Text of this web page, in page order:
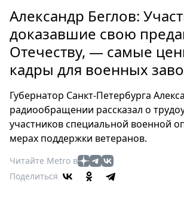
Россия
Мир
Здоровье
Еда
Мода
Театр
Кино
Книги
Выставки
Александр Беглов:
доказавшие свою
Отечеству, — самые
кадры для военных
Губернатор Санкт-Петербурга
радиообращении рассказал о
участников специальной военной
мерах поддержки ветеранов.
Читайте Metro в
Поделиться